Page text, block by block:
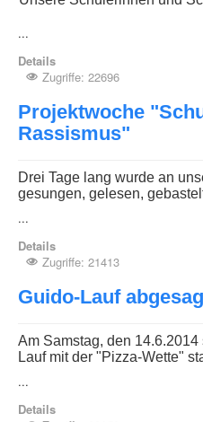
...
Details
Zugriffe: 22696
Projektwoche
Rassismus"
Drei Tage lang wurde an
gesungen, gelesen,
...
Details
Zugriffe: 21413
Guido-Lauf
Am Samstag, den
Lauf mit der "Pizza-Wette"
...
Details